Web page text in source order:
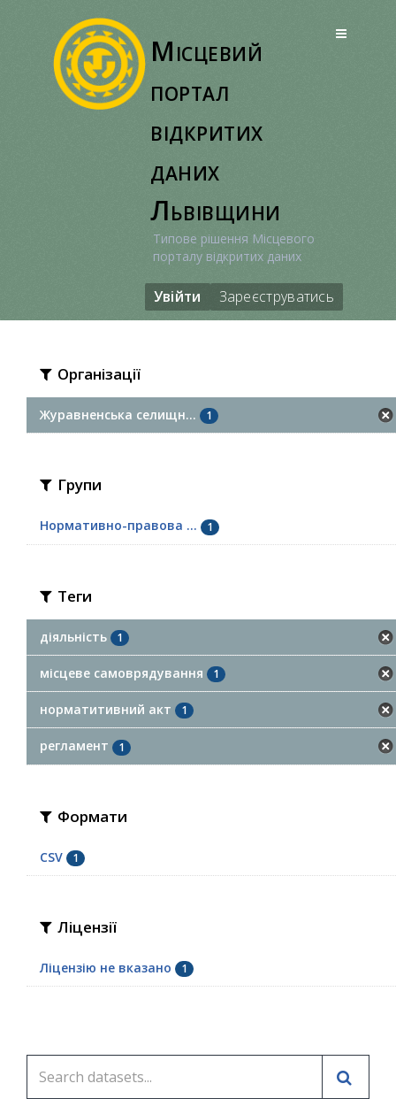
Місцевий
портал
відкритих
даних
Львівщини
Типове рішення Місцевого
порталу відкритих даних
Увійти Зареєструватись
Організації
Журавненська селищн... 1
Групи
Нормативно-правова ... 1
Теги
діяльність 1
місцеве самоврядування 1
норматитивний акт 1
регламент 1
Формати
CSV 1
Ліцензії
Ліцензію не вказано 1